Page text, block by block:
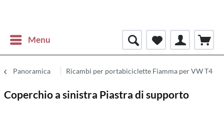
Menu
Panoramica Ricambi per portabiciclette Fiamma per VW T4
Coperchio a sinistra Piastra di supporto